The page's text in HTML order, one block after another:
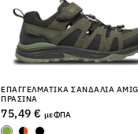
ΕΠΑΓΓΕΛΜΑΤΙΚΆ ΣΑΝΔΆΛΙΑ
ΠΡΆΣΙΝΑ
75,49 € με ΦΠΑ